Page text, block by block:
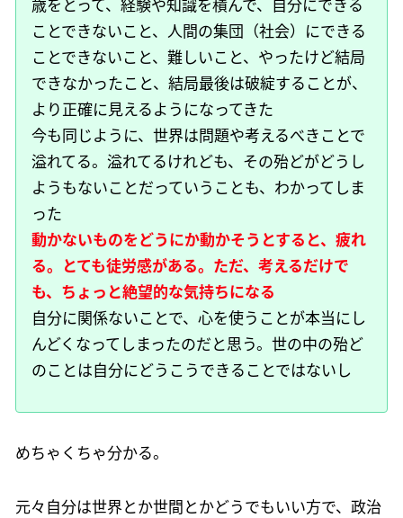
歳をとって、経験や知識を積んで、自分にできる
ことできないこと、人間の集団（社会）にできる
ことできないこと、難しいこと、やったけど結局
できなかったこと、結局最後は破綻することが、
より正確に見えるようになってきた
今も同じように、世界は問題や考えるべきことで
溢れてる。溢れてるけれども、その殆どがどうし
ようもないことだっていうことも、わかってしま
った
動かないものをどうにか動かそうとすると、疲れ
る。とても徒労感がある。ただ、考えるだけで
も、ちょっと絶望的な気持ちになる
自分に関係ないことで、心を使うことが本当にし
んどくなってしまったのだと思う。世の中の殆ど
のことは自分にどうこうできることではないし
めちゃくちゃ分かる。
元々自分は世界とか世間とかどうでもいい方で、政治